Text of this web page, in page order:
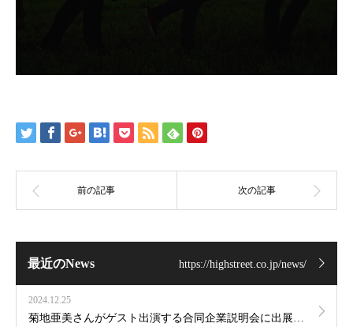
最近のNews https://highstreet.co.jp/news/
2024.12.25
菊地亜美さんがゲスト出演する合同企業説明会に出展します